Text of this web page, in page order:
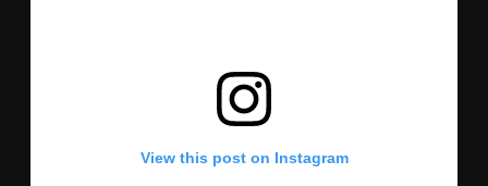
View this post on Instagram